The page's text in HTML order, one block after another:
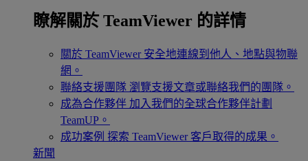
瞭解關於 TeamViewer 的詳情
關於 TeamViewer 安全地連線到他人、地點與物聯
網。
聯絡支援團隊 瀏覽支援文章或聯絡我們的團隊。
成為合作夥伴 加入我們的全球合作夥伴計劃
TeamUP。
成功案例 探索 TeamViewer 客戶取得的成果。
新聞